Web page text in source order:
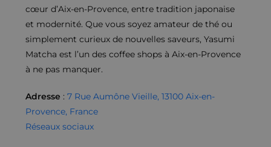
cœur d’Aix-en-Provence, entre tradition japonaise
et modernité. Que vous soyez amateur de thé ou
simplement curieux de nouvelles saveurs, Yasumi
Matcha est l’un des coffee shops à Aix-en-Provence
à ne pas manquer.
Adresse :7 Rue Aumône Vieille, 13100 Aix-en-
Provence, France
Réseaux sociaux